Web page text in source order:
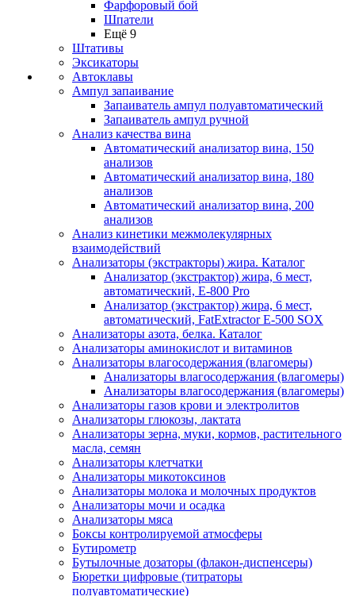
Фарфоровый бой
Шпатели
Ещё 9
Штативы
Эксикаторы
Автоклавы
Ампул запаивание
Запаиватель ампул полуавтоматический
Запаиватель ампул ручной
Анализ качества вина
Автоматический анализатор вина, 150
анализов
Автоматический анализатор вина, 180
анализов
Автоматический анализатор вина, 200
анализов
Анализ кинетики межмолекулярных
взаимодействий
Анализаторы (экстракторы) жира. Каталог
Анализатор (экстрактор) жира, 6 мест,
автоматический, E-800 Pro
Анализатор (экстрактор) жира, 6 мест,
автоматический, FatExtractor E-500 SOX
Анализаторы азота, белка. Каталог
Анализаторы аминокислот и витаминов
Анализаторы влагосодержания (влагомеры)
Анализаторы влагосодержания (влагомеры)
Анализаторы влагосодержания (влагомеры)
Анализаторы газов крови и электролитов
Анализаторы глюкозы, лактата
Анализаторы зерна, муки, кормов, растительного
масла, семян
Анализаторы клетчатки
Анализаторы микотоксинов
Анализаторы молока и молочных продуктов
Анализаторы мочи и осадка
Анализаторы мяса
Боксы контролируемой атмосферы
Бутирометр
Бутылочные дозаторы (флакон-диспенсеры)
Бюретки цифровые (титраторы
полуавтоматические)